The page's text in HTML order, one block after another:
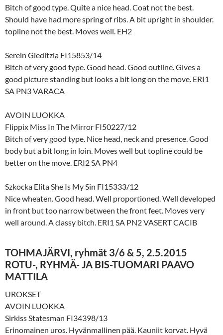
Bitch of good type. Quite a nice head. Coat not the best.
Should have had more spring of ribs. A bit upright in shoulder.
topline not the best. Moves well. EH2
Serein Gleditzia FI15853/14
Bitch of very good type. Good head. Good outline. Gives a
good picture standing but looks a bit long on the move. ERI1
SA PN3 VARACA
AVOIN LUOKKA
Flippix Miss In The Mirror FI50227/12
Bitch of very good type. Nice head, neck and presence. Good
body but a bit long in loin. Moves well but topline could be
better on the move. ERI2 SA PN4
Szkocka Elita She Is My Sin FI15333/12
Nice wheaten. Good head. Well proportioned. Well developed
in front but too narrow between the front feet. Moves very
well around. A classy bitch. ERI1 SA PN2 VASERT CACIB
TOHMAJÄRVI, ryhmät 3/6 & 5, 2.5.2015
ROTU-, RYHMÄ- JA BIS-TUOMARI PAAVO
MATTILA
UROKSET
AVOIN LUOKKA
Sirkiss Statesman FI34398/13
Erinomainen uros. Hyvänmallinen pää. Kauniit korvat. Hyvä